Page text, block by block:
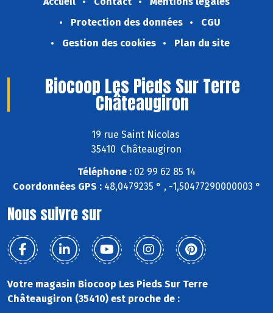
Protection des données
CGU
Gestion des cookies
Plan du site
Biocoop Les Pieds Sur Terre
Châteaugiron
19 rue Saint Nicolas
35410 Châteaugiron
Téléphone : 02 99 62 85 14
Coordonnées GPS :48,0479235 ° , -1,50477290000003 °
Nous suivre sur
Votre magasin Biocoop Les Pieds Sur Terre
Châteaugiron (35410) est proche de :